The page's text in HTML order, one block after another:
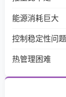
能源消耗巨大
控制稳定性问题
热管理困难